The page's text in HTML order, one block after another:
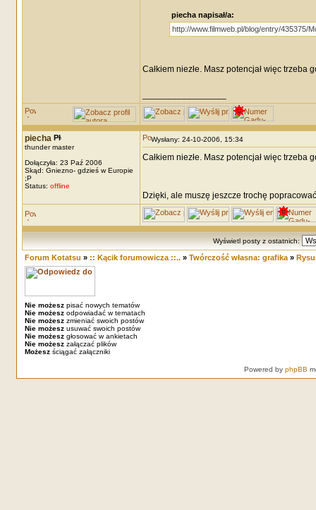
piecha napisał/a:
http://www.filmweb.pl/blog/entry/435375/
Całkiem niezłe. Masz potencjał więc
piecha
thunder master
Dołączyła: 23 Paź 2006
Skąd: Gniezno- gdzieś w Europie
;P
Status: offline
Wysłany: 24-10-2006, 15:34
Całkiem niezłe. Masz potencjał więc
Dzięki, ale muszę jeszcze trochę
Wyświetl posty z ostatnich:
Forum Kotatsu » :: Kącik forumowicza ::..» Twórczość własna: grafika»
Nie możeszpisać nowych tematów
Nie możeszodpowiadać w tematach
Nie możeszzmieniać swoich postów
Nie możeszusuwać swoich postów
Nie możeszgłosować w ankietach
Nie możeszzałączać plików
Możeszściągać załączniki
Powered by phpBB